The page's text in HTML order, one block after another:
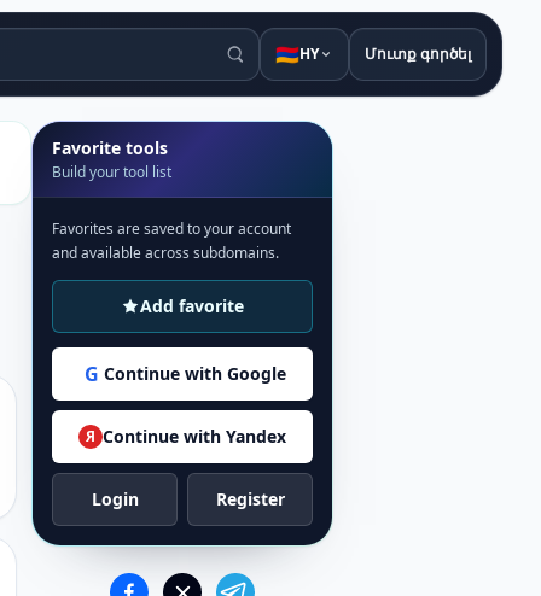
🇦🇲HY Մուտք գործել
Favorite tools
Build your tool list
Favorites are saved to your account
and available across subdomains.
Add favorite
G Continue with Google
Я Continue with Yandex
Login Register